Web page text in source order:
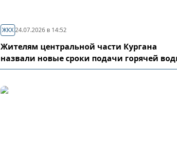
ЖКХ24.07.2026 в 14:52
Жителям центральной части Кургана
назвали новые сроки подачи горячей